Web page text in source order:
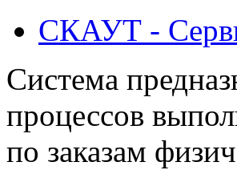
СКАУТ -
Система
процессов
по заказам